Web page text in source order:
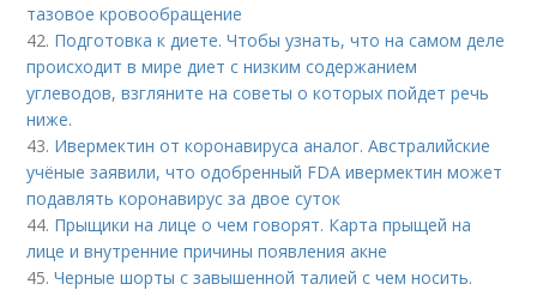
тазовое кровообращение
42. Подготовка к диете. Чтобы узнать, что на самом деле
происходит в мире диет с низким содержанием
углеводов, взгляните на советы о которых пойдет речь
ниже.
43. Ивермектин от коронавируса аналог. Австралийские
учёные заявили, что одобренный FDA ивермектин может
подавлять коронавирус за двое суток
44. Прыщики на лице о чем говорят. Карта прыщей на
лице и внутренние причины появления акне
45.Черные шорты с завышенной талией с чем носить.